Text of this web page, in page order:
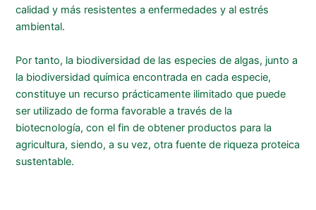
calidad y más resistentes a enfermedades y al estrés
ambiental.
Por tanto, la biodiversidad de las especies de algas, junto a
la biodiversidad química encontrada en cada especie,
constituye un recurso prácticamente ilimitado que puede
ser utilizado de forma favorable a través de la
biotecnología, con el fin de obtener productos para la
agricultura, siendo, a su vez, otra fuente de riqueza proteica
sustentable.